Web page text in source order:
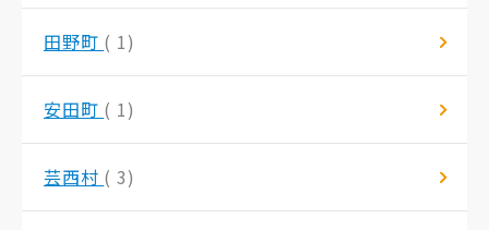
田野町 ( 1)
安田町 ( 1)
芸西村 ( 3)